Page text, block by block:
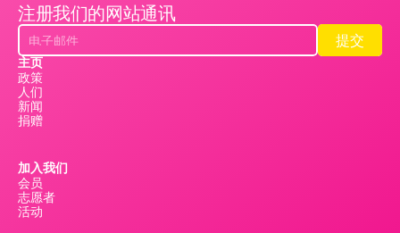
注册我们的网站通讯
提交
提交
主页
政策
人们
新闻
捐赠
加入我们
会员
志愿者
活动